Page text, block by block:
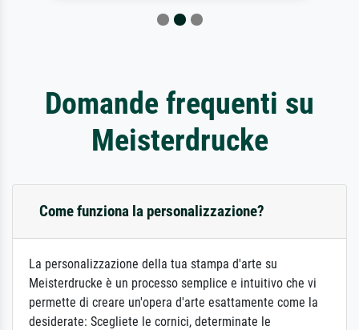
Domande frequenti su
Meisterdrucke
Come funziona la personalizzazione?
La personalizzazione della tua stampa d'arte su
Meisterdrucke è un processo semplice e intuitivo che vi
permette di creare un'opera d'arte esattamente come la
desiderate: Scegliete le cornici, determinate le